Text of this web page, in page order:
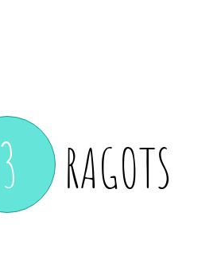
3 RAGOTS